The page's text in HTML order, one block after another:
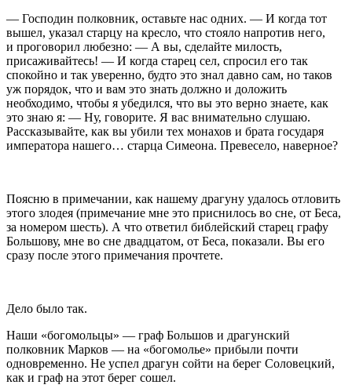
— Господин полковник, оставьте нас одних. — И когда тот
вышел, указал старцу на кресло, что стояло напротив него,
и проговорил любезно: — А вы, сделайте милость,
присаживайтесь! — И когда старец сел, спросил его так
спокойно и так уверенно, будто это знал давно сам, но таков
уж порядок, что и вам это знать должно и доложить
необходимо, чтобы я убедился, что вы это верно знаете, как
это знаю я: — Ну, говорите. Я вас внимательно слушаю.
Рассказывайте, как вы убили тех монахов и брата государя
императора нашего… старца Симеона. Превесело, наверное?
Поясню в примечании, как нашему драгуну удалось отловить
этого злодея (примечание мне это приснилось во сне, от Беса,
за номером шесть). А что ответил библейский старец графу
Большову, мне во сне двадцатом, от Беса, показали. Вы его
сразу после этого примечания прочтете.
Дело было так.
Наши «богомольцы» — граф Большов и драгунский
полковник Марков — на «богомолье» прибыли почти
одновременно. Не успел драгун сойти на берег Соловецкий,
как и граф на этот берег сошел.